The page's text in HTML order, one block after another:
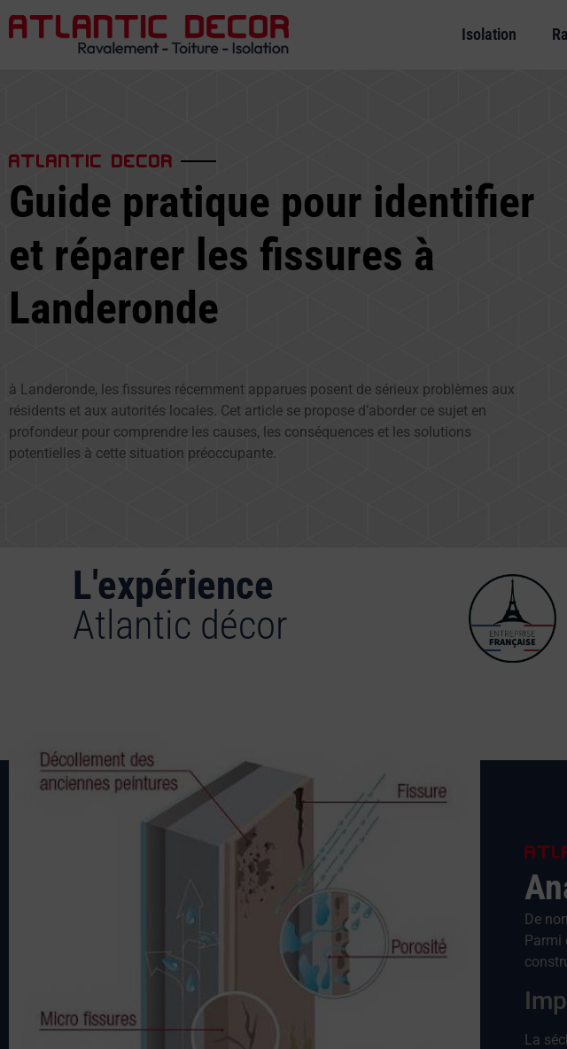
Isolation
ATLANTIC DECOR
Guide pratique pour identifier
et réparer les fissures à
Landeronde
à Landeronde, les fissures récemment apparues posent de sérieux problèmes aux
résidents et aux autorités locales. Cet article se propose d’aborder ce sujet en
profondeur pour comprendre les causes, les conséquences et les solutions
potentielles à cette situation préoccupante.
L'expérience
Atlantic décor
De
Parmi
La